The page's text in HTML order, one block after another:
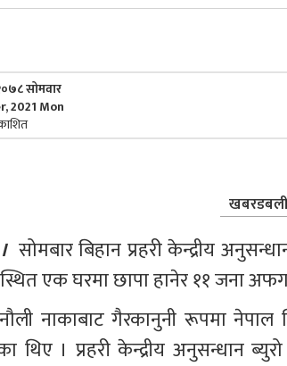
सोमवार
2021 Mon
सोमबार बिहान प्रहरी केन्द्रीय
एक घरमा छापा हानेर ११ जना
नाकाबाट गैरकानुनी रूपमा
थिए । प्रहरी केन्द्रीय अनुसन्धान